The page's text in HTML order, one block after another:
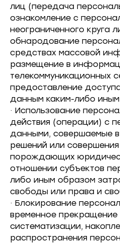
лиц (передача
ознакомление с
неограниченного круга
обнародование
средствах массовой
размещение в
телекоммуникационных
предоставление
данным каким-либо
· Использование
действия (операции) с
данными, совершаемые в
решений или
порождающих
отношении субъектов
либо иным образом
свободы или права и
· Блокирование
временное прекращение
систематизации,
распространения